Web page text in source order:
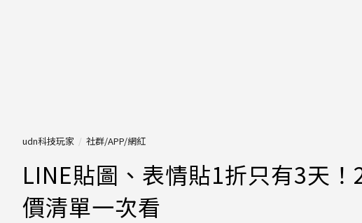
udn科技玩家 社群/APP/網紅
LINE貼圖、表情貼1折只有3天
價清單一次看